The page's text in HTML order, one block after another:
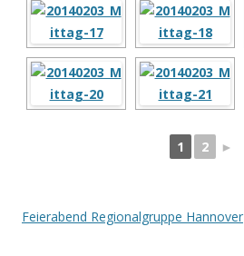
1 2 ►
Feierabend Regionalgruppe Hannover